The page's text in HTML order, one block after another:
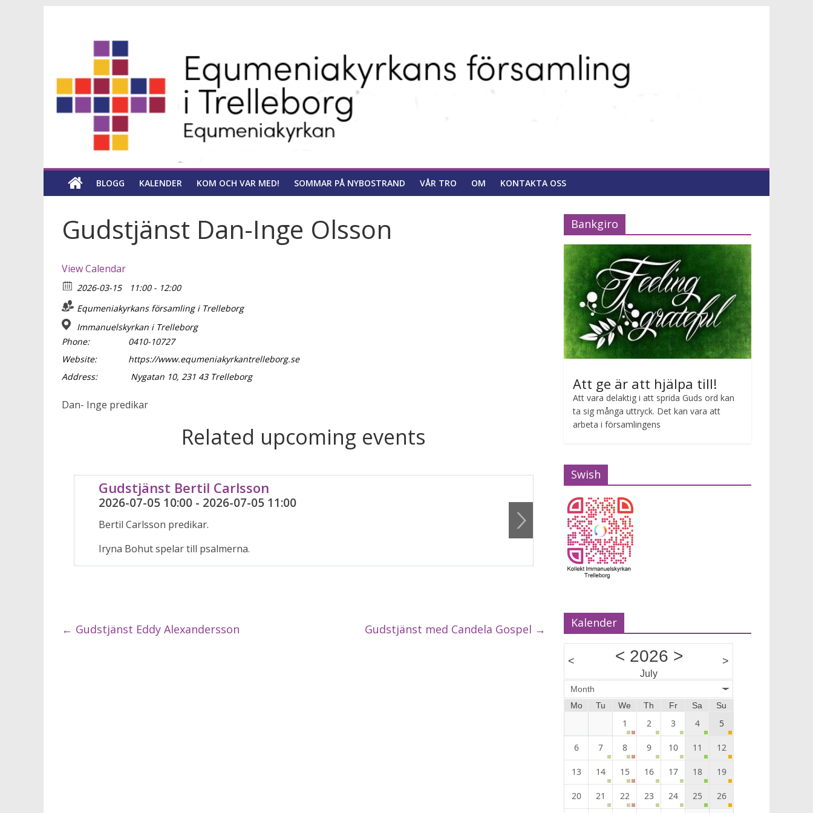
Equmeniakyrkans
församling
i
Trelleborg
kyrka
för
BLOGG KALENDER KOM OCH VAR MED! SOMMAR PÅ NYBOSTRAND VÅR TRO OM KONTAKTA OSS
Gudstjänst Dan-Inge Olsson
View Calendar
2026-03-15
11:00 - 12:00
Equmeniakyrkans församling i Trelleborg
Immanuelskyrkan i Trelleborg
Phone:
0410-10727
Website:
https://www.equmeniakyrkantrelleborg.se
Address:
Nygatan 10, 231 43 Trelleborg
Dan- Inge predikar
Related upcoming events
Gudstjänst Bertil Carlsson
2026-07-05 10:00 - 2026-07-05 11:00
Bertil Carlsson predikar.
Iryna Bohut spelar till psalmerna.
Gudstjänst Maria van Zijl
2026-07-12 10:00 - 2026-07-12 11:00
Maria van Zijl predikar.
Musik Ann-Louise Almback.
← Gudstjänst Eddy Alexandersson Gudstjänst med Candela Gospel →
Bankgiro
Att ge är att hjälpa till!
Att vara delaktig i att sprida Guds ord kan
ta sig många uttryck. Det kan vara att
arbeta i församlingens
Swish
Kalender
< < 2026 >
July
>
Month
Mo
Tu We Th Fr Sa Su
1 2 3 4 5
6 7 8 9 10 11 12
13 14 15 16 17 18 19
20 21 22 23 24 25 26